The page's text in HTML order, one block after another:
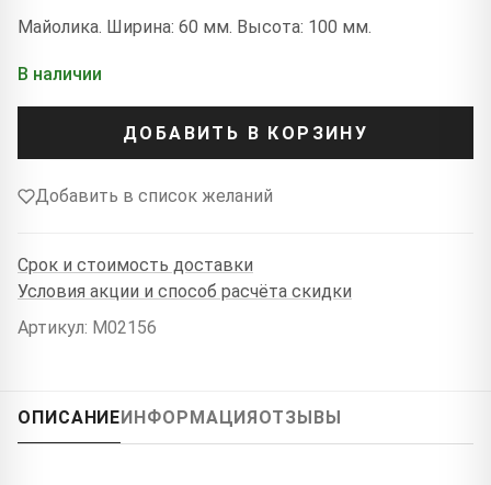
Майолика. Ширина: 60 мм. Высота: 100 мм.
В наличии
ДОБАВИТЬ В КОРЗИНУ
Добавить в список желаний
Срок и стоимость доставки
Условия акции и способ расчёта скидки
Артикул: M02156
ОПИСАНИЕ ИНФОРМАЦИЯ ОТЗЫВЫ